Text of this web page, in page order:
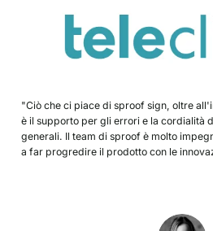
"Ciò che ci piace di sproof sign, oltre
è il supporto per gli errori e la cordialità
generali. Il team di sproof è molto
a far progredire il prodotto con le